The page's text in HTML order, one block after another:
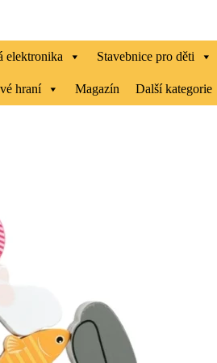
elektronika Stavebnice pro děti
hraní Magazín Další kategorie